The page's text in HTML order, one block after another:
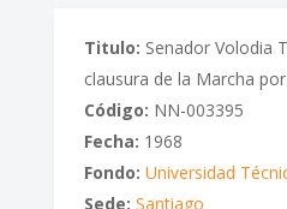
Titulo: Senador Volodia
clausura de la Marcha
Código: NN-003395
Fecha: 1968
Fondo: Universidad
Sede: Santiago